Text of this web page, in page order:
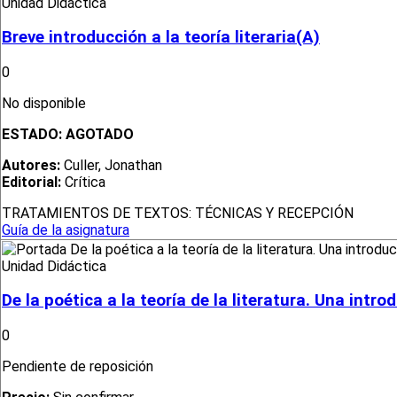
Breve introducción a la teoría literaria(A)
0
No disponible
ESTADO: AGOTADO
Autores: Culler, Jonathan
Editorial: Crítica
TRATAMIENTOS DE TEXTOS: TÉCNICAS Y RECEPCIÓN
Guía de la asignatura
Unidad Didáctica
De la poética a la teoría de la literatura. Una
0
Pendiente de reposición